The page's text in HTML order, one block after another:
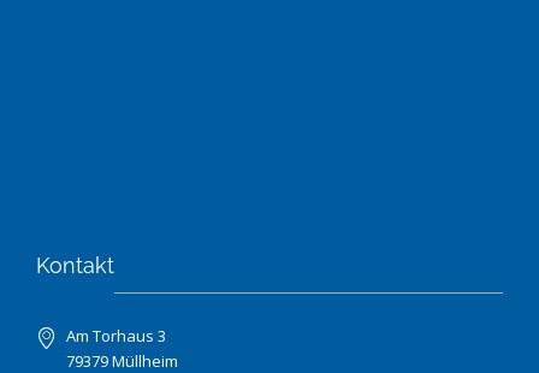
Kontakt
Am Torhaus 3
79379 Müllheim